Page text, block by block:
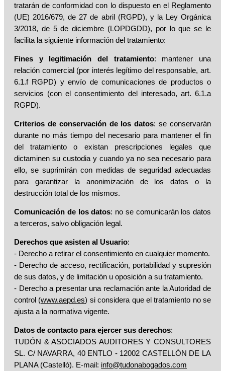
tratarán de conformidad con lo dispuesto en el Reglamento
(UE) 2016/679, de 27 de abril (RGPD), y la Ley Orgánica
3/2018, de 5 de diciembre (LOPDGDD), por lo que se le
facilita la siguiente información del tratamiento:
Fines y legitimación del tratamiento: mantener una
relación comercial (por interés legítimo del responsable, art.
6.1.f RGPD) y envío de comunicaciones de productos o
servicios (con el consentimiento del interesado, art. 6.1.a
RGPD).
Criterios de conservación de los datos: se conservarán
durante no más tiempo del necesario para mantener el fin
del tratamiento o existan prescripciones legales que
dictaminen su custodia y cuando ya no sea necesario para
ello, se suprimirán con medidas de seguridad adecuadas
para garantizar la anonimización de los datos o la
destrucción total de los mismos.
Comunicación de los datos: no se comunicarán los datos
a terceros, salvo obligación legal.
Derechos que asisten al Usuario:
- Derecho a retirar el consentimiento en cualquier momento.
- Derecho de acceso, rectificación, portabilidad y supresión
de sus datos, y de limitación u oposición a su tratamiento.
- Derecho a presentar una reclamación ante la Autoridad de
control (www.aepd.es) si considera que el tratamiento no se
ajusta a la normativa vigente.
Datos de contacto para ejercer sus derechos:
TUDÓN & ASOCIADOS AUDITORES Y CONSULTORES
SL. C/ NAVARRA, 40 ENTLO - 12002 CASTELLÓN DE LA
PLANA (Castelló). E-mail: info@tudonabogados.com